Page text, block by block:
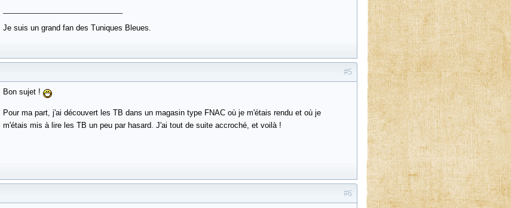
Je suis un grand fan des Tuniques Bleues.
#5
Bon sujet !
Pour ma part, j'ai découvert les TB dans un magasin type FNAC où je m'étais rendu et où je
m'étais mis à lire les TB un peu par hasard. J'ai tout de suite accroché, et voilà !
#6